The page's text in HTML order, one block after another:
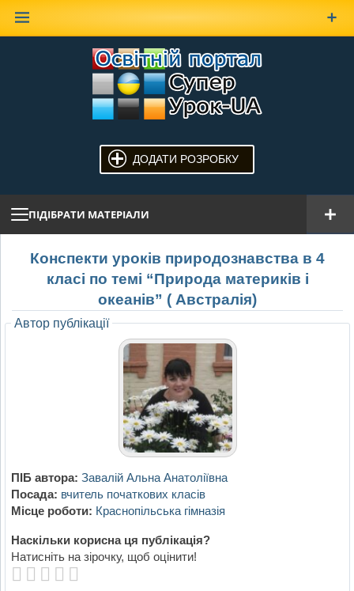
ДОДАТИ РОЗРОБКУ
ПІДІБРАТИ МАТЕРІАЛИ
Конспекти уроків природознавства в 4
класі по темі “Природа материків і
океанів” ( Австралія)
Автор публікації
ПІБ автора: Завалій Альна Анатоліївна
Посада: вчитель початкових класів
Місце роботи: Краснопільська гімназія
Наскільки корисна ця публікація?
Натисніть на зірочку, щоб оцінити!